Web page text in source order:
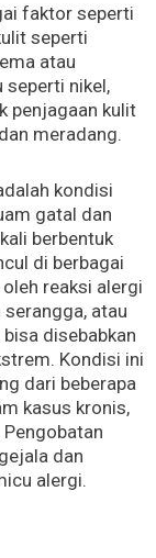
faktor seperti
seperti
atau
seperti nikel,
penjagaan kulit
meradang.
kondisi
gatal dan
berbentuk
di berbagai
reaksi alergi
atau
disebabkan
Kondisi ini
dari beberapa
kasus kronis,
dan
alergi.